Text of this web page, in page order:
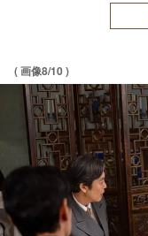
( 画像8/10 )